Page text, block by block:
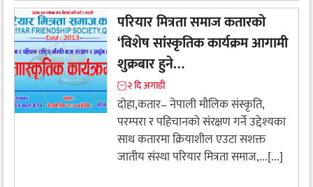
परियार मित्रता समाज कतारको
‘विशेष सांस्कृतिक कार्यक्रम आगामी
शुक्रबार हुने…
२ दि अगाडी
दोहा,कतार– नेपाली मौलिक संस्कृति,
परम्परा र पहिचानको संरक्षण गर्ने उद्देश्यका
साथ कतारमा क्रियाशील एउटा सशक्त
जातीय संस्था परियार मित्रता समाज,...[...]